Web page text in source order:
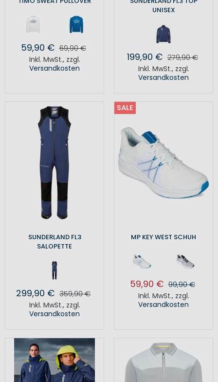
59,90 € 69,90 €
Inkl. MwSt., zzgl.
Versandkosten
UNISEX
199,90 € 279,90 €
Inkl. MwSt., zzgl.
Versandkosten
SUNDERLAND FL3
SALOPETTE
299,90 € 359,90 €
Inkl. MwSt., zzgl.
Versandkosten
SALE
MP KEY WEST SCHUH
59,90 € 99,90 €
Inkl. MwSt., zzgl.
Versandkosten